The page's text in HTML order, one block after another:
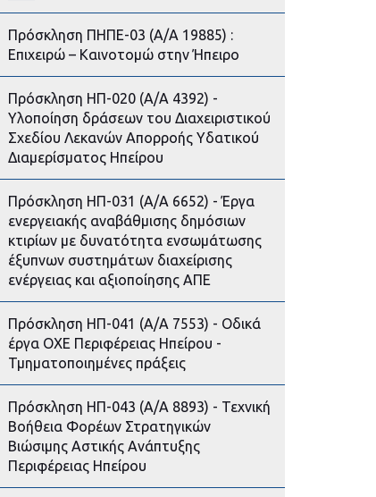
Πρόσκληση ΠΗΠΕ-03 (Α/Α 19885) :
Επιχειρώ – Καινοτομώ στην Ήπειρο
Πρόσκληση ΗΠ-020 (Α/Α 4392) -
Υλοποίηση δράσεων του Διαχειριστικού
Σχεδίου Λεκανών Απορροής Υδατικού
Διαμερίσματος Ηπείρου
Πρόσκληση ΗΠ-031 (Α/Α 6652) - Έργα
ενεργειακής αναβάθμισης δημόσιων
κτιρίων με δυνατότητα ενσωμάτωσης
έξυπνων συστημάτων διαχείρισης
ενέργειας και αξιοποίησης ΑΠΕ
Πρόσκληση ΗΠ-041 (Α/Α 7553) - Οδικά
έργα ΟΧΕ Περιφέρειας Ηπείρου -
Τμηματοποιημένες πράξεις
Πρόσκληση ΗΠ-043 (Α/Α 8893) - Τεχνική
Βοήθεια Φορέων Στρατηγικών
Βιώσιμης Αστικής Ανάπτυξης
Περιφέρειας Ηπείρου